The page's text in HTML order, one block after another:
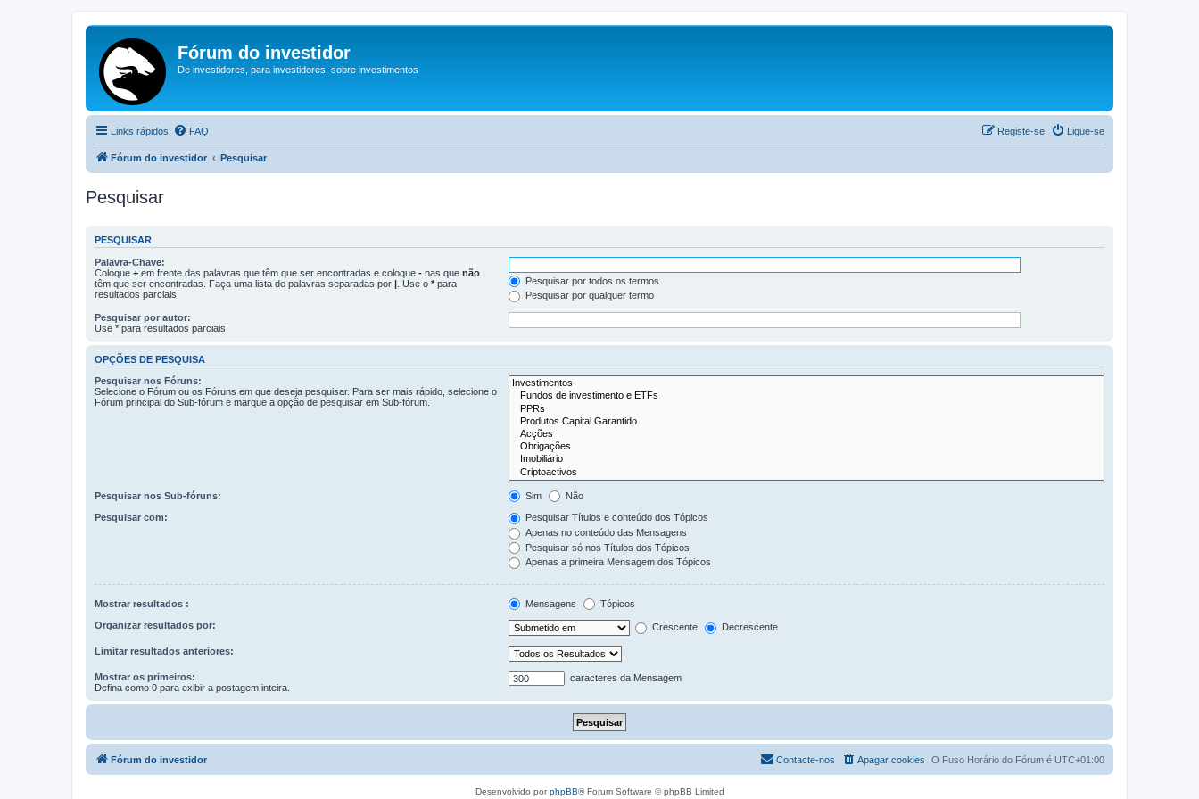
Fórum do investidor
De investidores, para investidores, sobre investimentos
Links rápidos FAQ Ligue-se
Registe-se
Fórum do investidor Pesquisar
Pesquisar
PESQUISAR
Palavra-Chave:
Coloque + em frente das palavras que têm que ser encontradas e coloque - nas que não
têm que ser encontradas. Faça uma lista de palavras separadas por | . Use o * para
resultados parciais.
Pesquisar por todos os termos
Pesquisar por qualquer termo
Pesquisar por autor:
Use * para resultados parciais
OPÇÕES DE PESQUISA
Pesquisar nos Fóruns:
Selecione o Fórum ou os Fóruns em que deseja pesquisar. Para ser mais rápido, selecione o
Fórum principal do Sub-fórum e marque a opção de pesquisar em Sub-fórum.
Pesquisar nos Sub-fóruns: Sim Não
Pesquisar com:
Pesquisar Títulos e conteúdo dos Tópicos
Apenas no conteúdo das Mensagens
Pesquisar só nos Títulos dos Tópicos
Apenas a primeira Mensagem dos Tópicos
Mostrar resultados : Mensagens Tópicos
Organizar resultados por: Crescente Decrescente
Limitar resultados anteriores:
Mostrar os primeiros:
Defina como 0 para exibir a postagem inteira.
caracteres da Mensagem
Fórum do investidor O Fuso Horário do Fórum é UTC+01:00
Apagar cookies
Contacte-nos
Desenvolvido porphpBB® Forum Software © phpBB Limited